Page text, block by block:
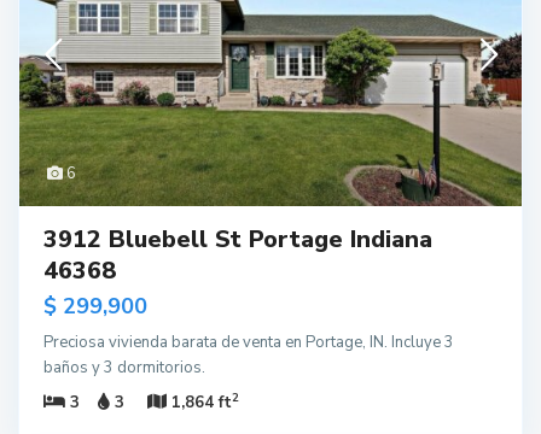
6
3912 Bluebell St Portage Indiana
46368
$ 299,900
Preciosa vivienda barata de venta en Portage, IN. Incluye 3
baños y 3 dormitorios.
3
3 1,864 ft2